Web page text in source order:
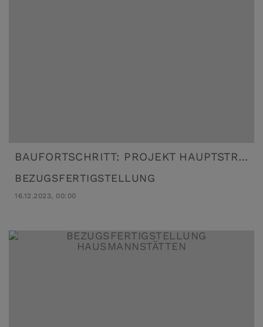
BAUFORTSCHRITT: PROJEKT HAUPTSTRASSE 46, HAUSMANNSTÄTTEN
BEZUGSFERTIGSTELLUNG
16.12.2023, 00:00